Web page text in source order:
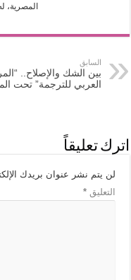
المصرية،
السابق
بين الشك والإصلاح..
العربي للترجمة” تحت
اترك تعليقاً
لن يتم نشر عنوان بريدك
التعليق*